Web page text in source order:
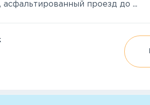
проезд до ...